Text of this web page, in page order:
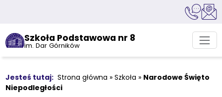
Szkoła Podstawowa nr 8
im. Dar Górników
Strona główna » Szkoła » Narodowe Święto
Niepodległości